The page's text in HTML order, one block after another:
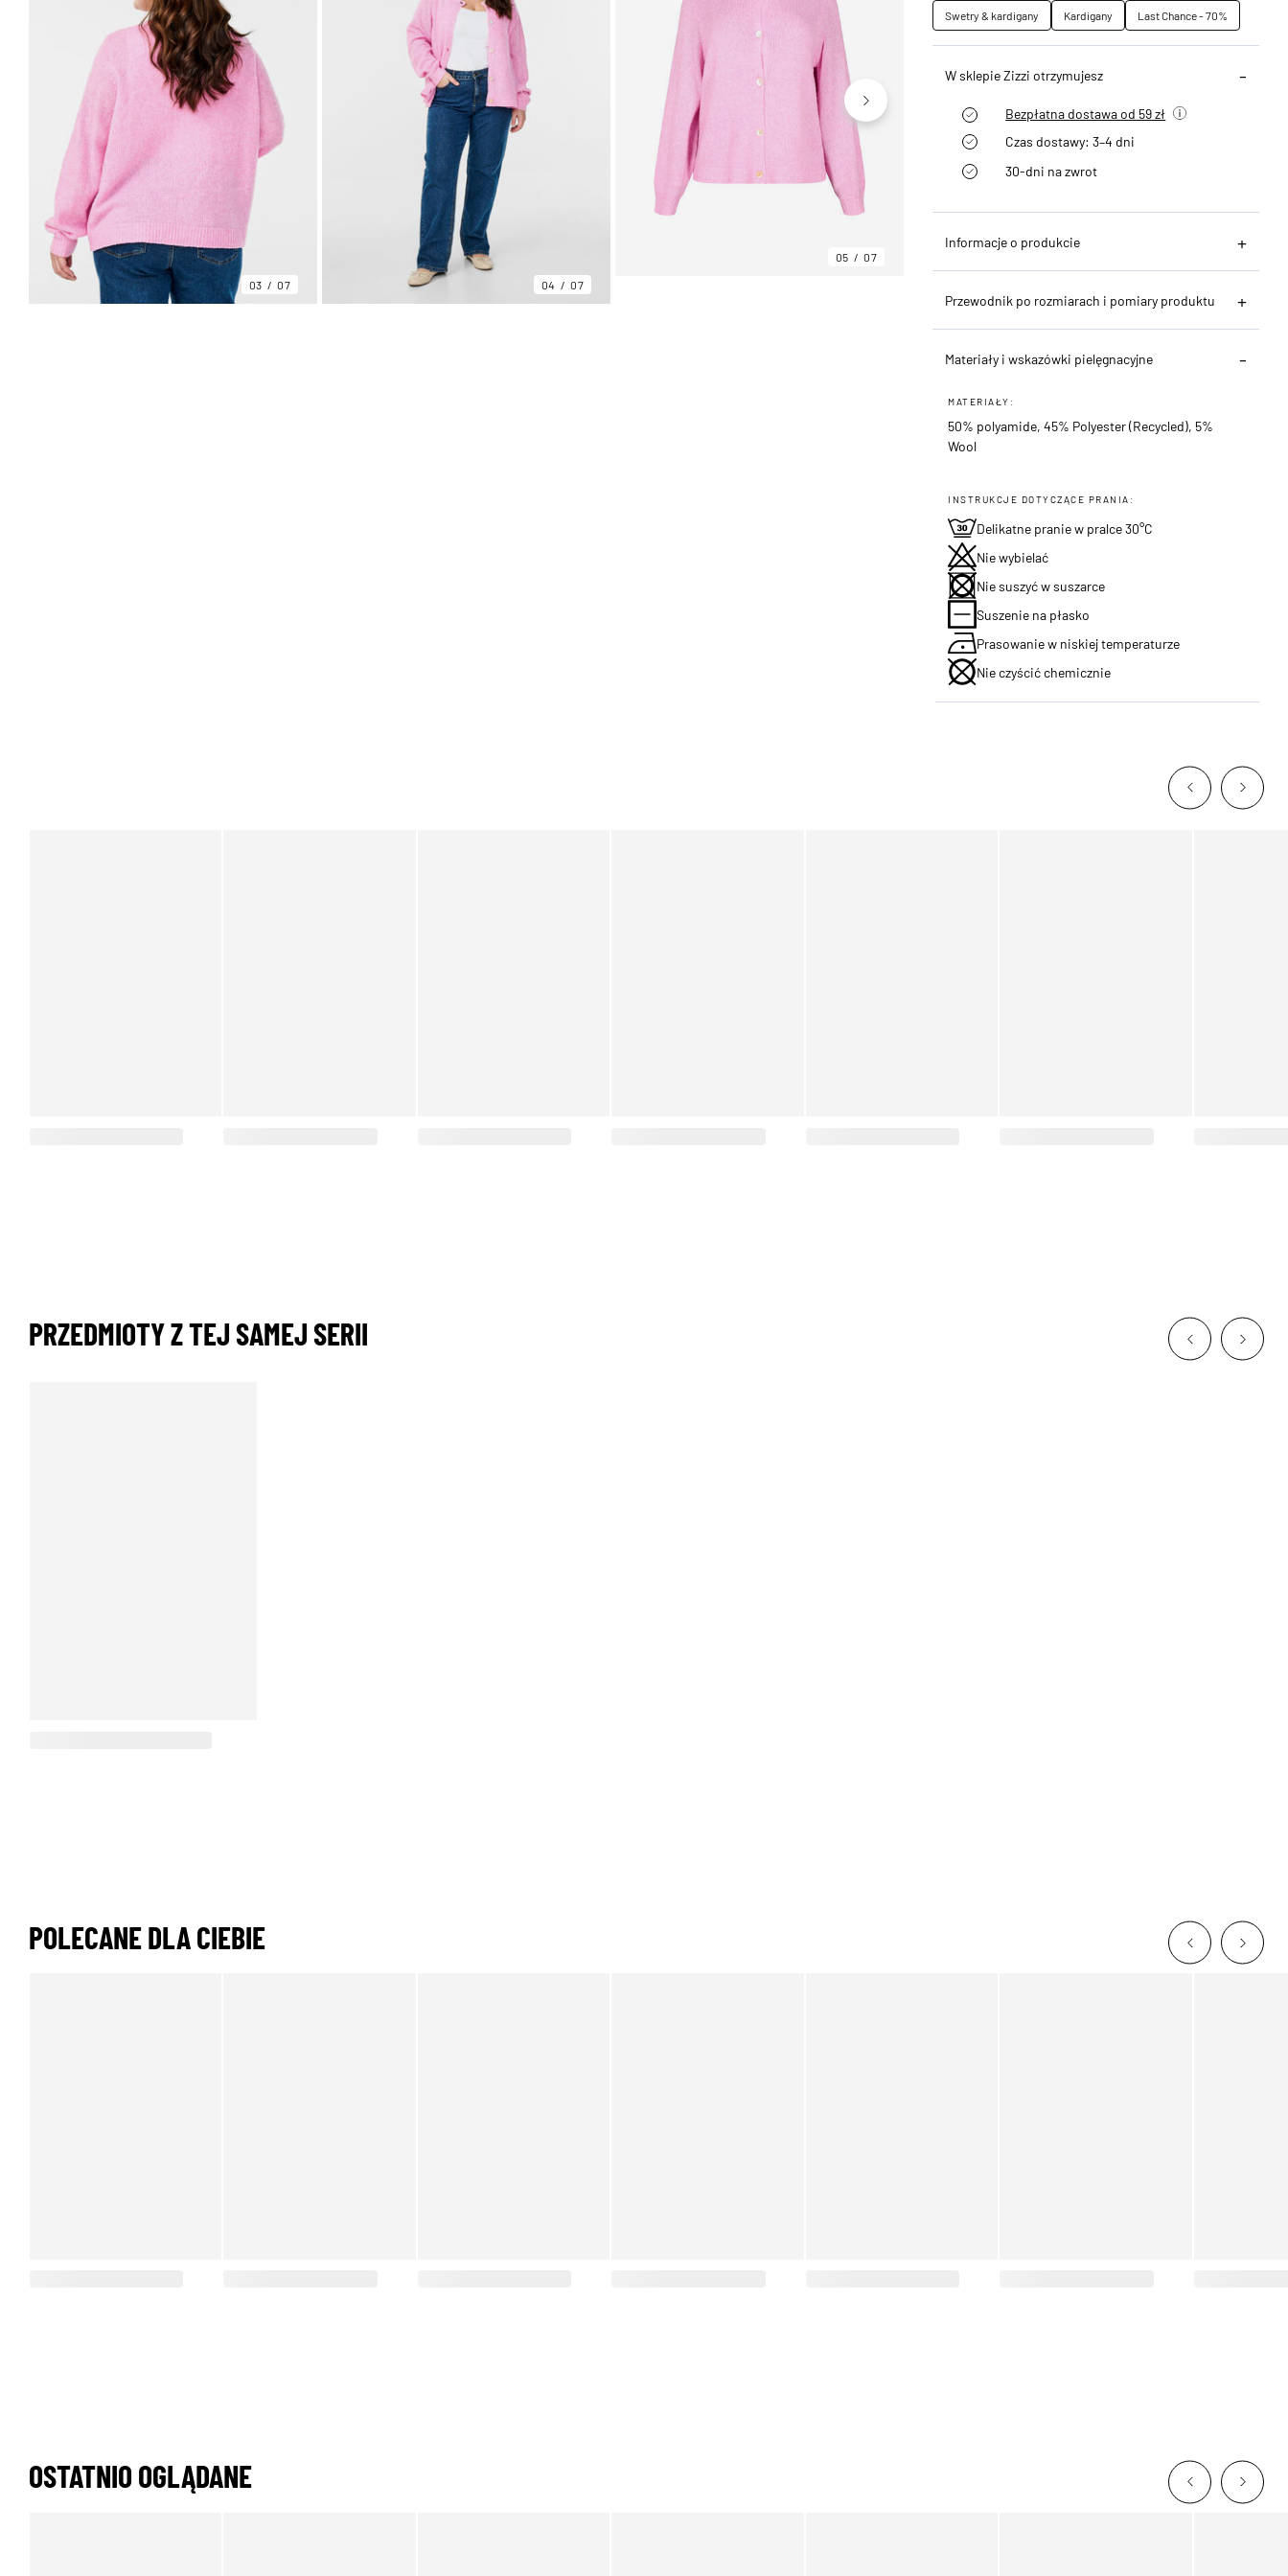
03 07 04 07
05 07
Swetry & kardigany Kardigany Last Chance - 70%
W sklepie Zizzi otrzymujesz
Bezpłatna dostawa od 59 zł
Czas dostawy: 3–4 dni
30-dni na zwrot
Informacje o produkcie
Przewodnik po rozmiarach i pomiary produktu
Materiały i wskazówki pielęgnacyjne
MATERIAŁY:
50% polyamide, 45% Polyester (Recycled), 5%
Wool
INSTRUKCJE DOTYCZĄCE PRANIA:
Delikatne pranie w pralce 30°C
Nie wybielać
Nie suszyć w suszarce
Suszenie na płasko
Prasowanie w niskiej temperaturze
Nie czyścić chemicznie
PRZEDMIOTY Z TEJ SAMEJ SERII
POLECANE DLA CIEBIE
OSTATNIO OGLĄDANE